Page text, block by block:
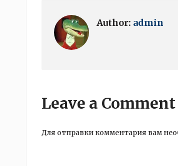
Author: admin
Leave a Comment
Для отправки комментария вам